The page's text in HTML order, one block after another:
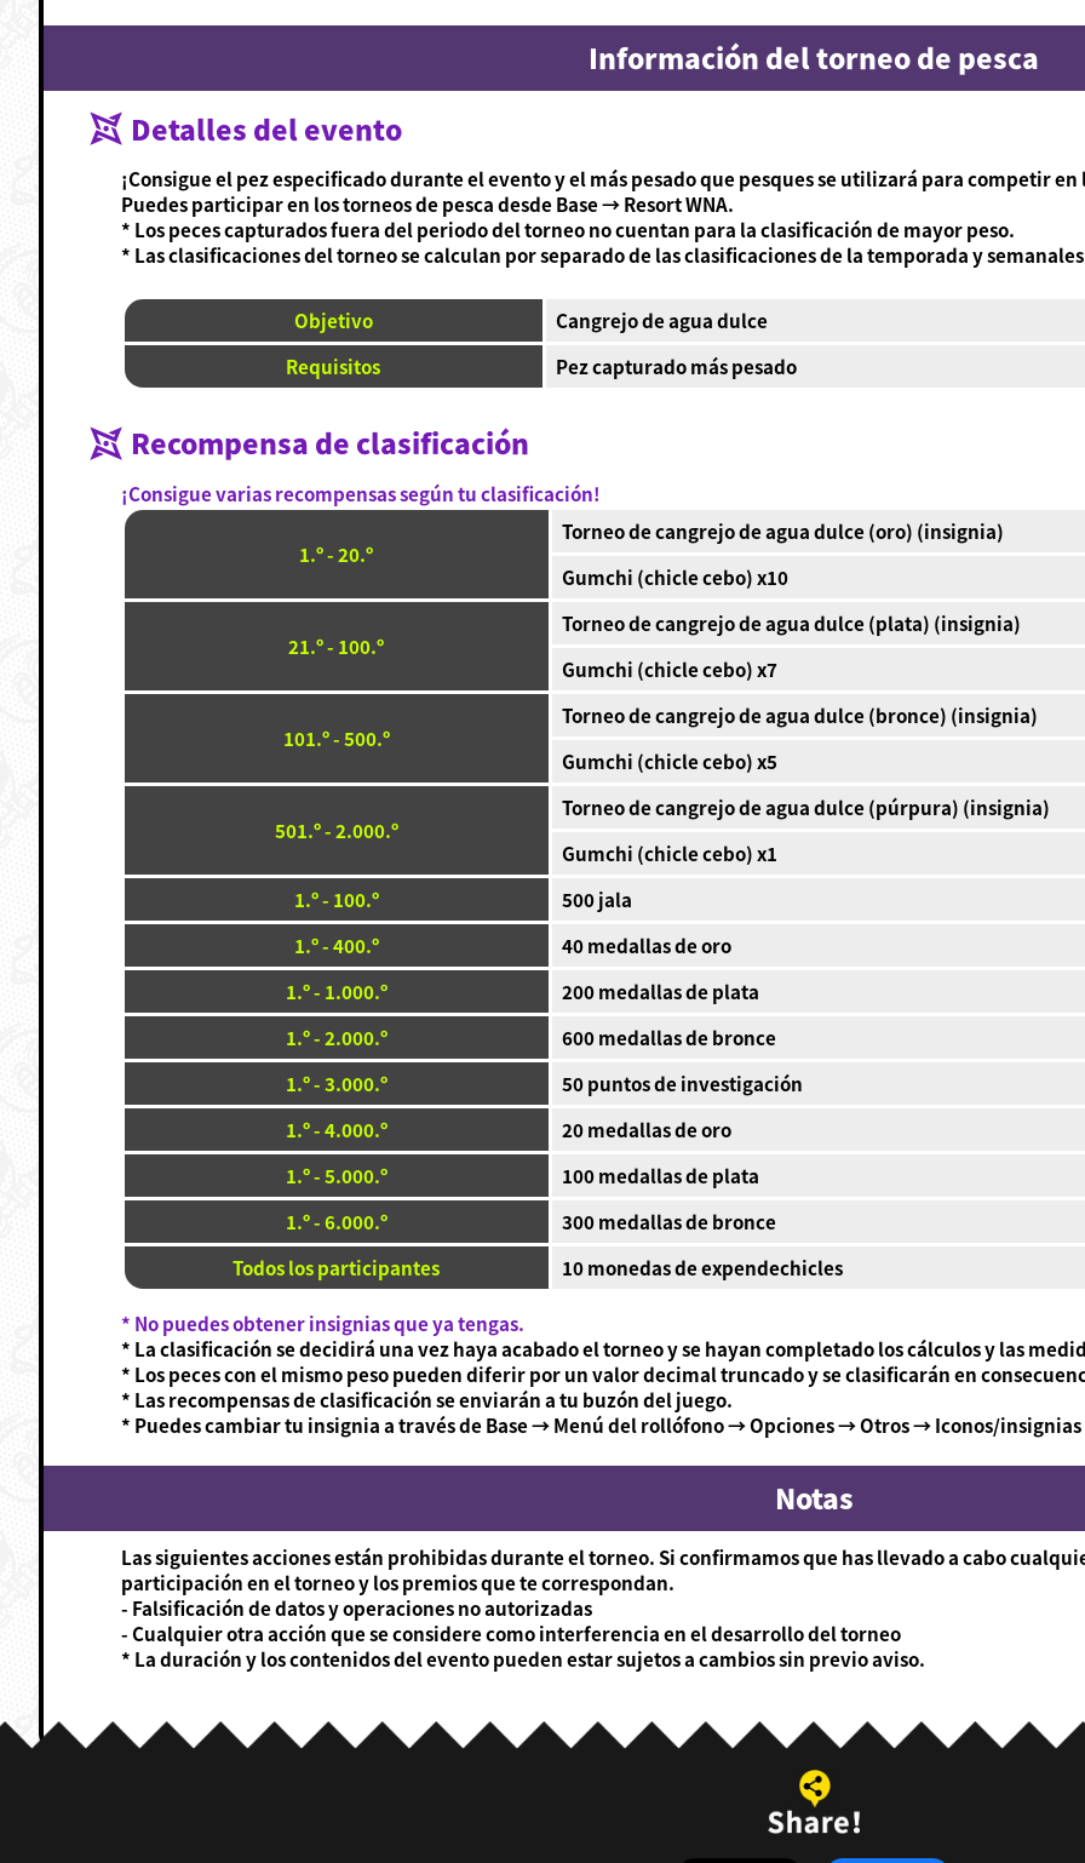
Información del torneo de pesca
Detalles del evento
¡Consigue el pez especificado durante el evento y el más pesado que pesques se utilizará para competir
Puedes participar en los torneos de pesca desde Base → Resort WNA.
* Los peces capturados fuera del periodo del torneo no cuentan para la clasificación de mayor peso.
* Las clasificaciones del torneo se calculan por separado de las clasificaciones de la temporada y
Objetivo
Cangrejo de agua dulce
Requisitos
Pez capturado más pesado
Recompensa de clasificación
¡Consigue varias recompensas según tu clasificación!
1.º - 20.º
Torneo de cangrejo de agua dulce (oro) (insignia)
Gumchi (chicle cebo) x10
21.º - 100.º
Torneo de cangrejo de agua dulce (plata) (insignia)
Gumchi (chicle cebo) x7
101.º - 500.º
Torneo de cangrejo de agua dulce (bronce) (insignia)
Gumchi (chicle cebo) x5
501.º - 2.000.º
Torneo de cangrejo de agua dulce (púrpura) (insignia)
Gumchi (chicle cebo) x1
1.º - 100.º
500 jala
1.º - 400.º
40 medallas de oro
1.º - 1.000.º
200 medallas de plata
1.º - 2.000.º
600 medallas de bronce
1.º - 3.000.º
50 puntos de investigación
1.º - 4.000.º
20 medallas de oro
1.º - 5.000.º
100 medallas de plata
1.º - 6.000.º
300 medallas de bronce
Todos los participantes
10 monedas de expendechicles
* No puedes obtener insignias que ya tengas.
* La clasificación se decidirá una vez haya acabado el torneo y se hayan completado los cálculos y las
* Los peces con el mismo peso pueden diferir por un valor decimal truncado y se clasificarán en
* Las recompensas de clasificación se enviarán a tu buzón del juego.
* Puedes cambiar tu insignia a través de Base → Menú del rollófono → Opciones → Otros → Iconos/
Notas
Las siguientes acciones están prohibidas durante el torneo. Si confirmamos que has llevado a cabo
participación en el torneo y los premios que te correspondan.
- Falsificación de datos y operaciones no autorizadas
- Cualquier otra acción que se considere como interferencia en el desarrollo del torneo
* La duración y los contenidos del evento pueden estar sujetos a cambios sin previo aviso.